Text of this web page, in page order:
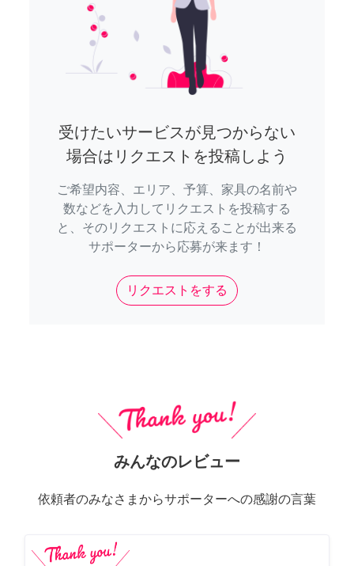
受けたいサービスが見つからない
場合はリクエストを投稿しよう
ご希望内容、エリア、予算、家具の名前や
数などを入力してリクエストを投稿する
と、そのリクエストに応えることが出来る
サポーターから応募が来ます！
リクエストをする
みんなのレビュー
依頼者のみなさまからサポーターへの感謝の言葉